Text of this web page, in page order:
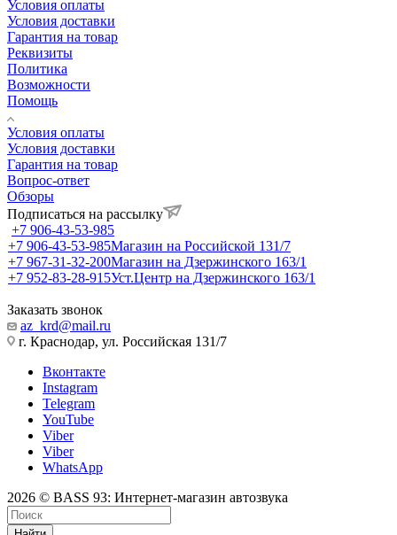
Условия оплаты
Условия доставки
Гарантия на товар
Реквизиты
Политика
Возможности
Помощь
Условия оплаты
Условия доставки
Гарантия на товар
Вопрос-ответ
Обзоры
Подписаться на рассылку
+7 906-43-53-985
+7 906-43-53-985Магазин на Российской 131/7
+7 967-31-32-200Магазин на Дзержинского 163/1
+7 952-83-28-915Уст.Центр на Дзержинского 163/1
Заказать звонок
az_krd@mail.ru
г. Краснодар, ул. Российская 131/7
Вконтакте
Instagram
Telegram
YouTube
Viber
Viber
WhatsApp
2026 © BASS 93: Интернет-магазин автозвука